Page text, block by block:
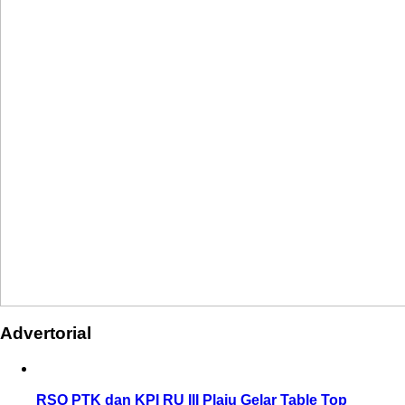
Advertorial
RSO PTK dan KPI RU III Plaju Gelar Table Top